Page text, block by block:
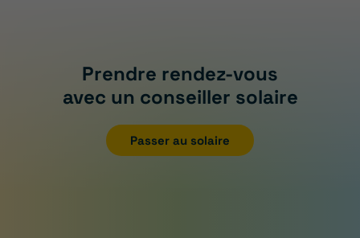
Prendre rendez-vous
avec un conseiller solaire
Passer au solaire